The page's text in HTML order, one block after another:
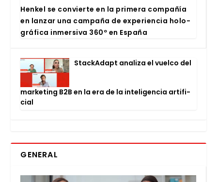
Hen­kel se con­vier­te en la pri­me­ra com­pa­ñía
en lan­zar una cam­pa­ña de expe­rien­cia holo­
grá­fi­ca inmer­si­va 360º en Espa­ña
Stac­kA­dapt ana­li­za el vuel­co del
mar­ke­ting B2B en la era de la inte­li­gen­cia arti­fi­
cial
GENERAL